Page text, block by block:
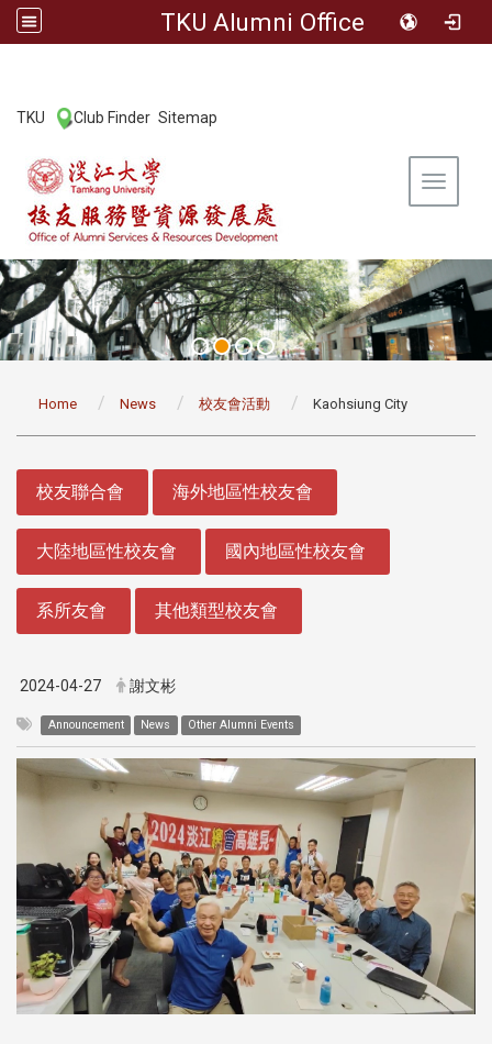
TKU Alumni Office
TKU Club Finder Sitemap
Toggle
Home News 校友會活動 Kaohsiung City
校友聯合會 海外地區性校友會
大陸地區性校友會 國內地區性校友會
系所友會 其他類型校友會
2024-04-27 謝文彬
Announcement News Other Alumni Events